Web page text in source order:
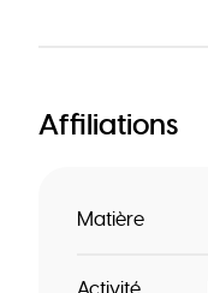
Affiliations
Matière